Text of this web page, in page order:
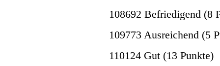
108692 Befriedigend (8
109773 Ausreichend (5
110124 Gut (13 Punkte)